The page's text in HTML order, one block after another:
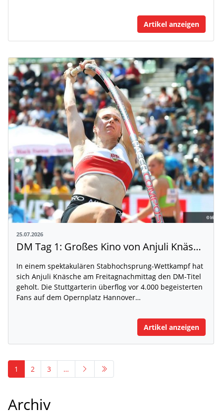
Artikel anzeigen
25.07.2026
DM Tag 1: Großes Kino von Anjuli Knäsche auf dem Opernplatz
In einem spektakulären Stabhochsprung-Wettkampf hat
sich Anjuli Knäsche am Freitagnachmittag den DM-Titel
geholt. Die Stuttgarterin überflog vor 4.000 begeisterten
Fans auf dem Opernplatz Hannover…
Artikel anzeigen
1 2 3 …
Archiv